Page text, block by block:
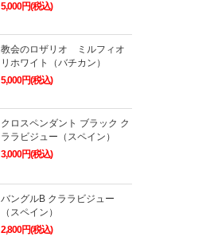
5,000円(税込)
教会のロザリオ ミルフィオ
リホワイト（バチカン）
5,000円(税込)
クロスペンダント ブラック ク
ララビジュー（スペイン）
3,000円(税込)
バングルB クララビジュー
（スペイン）
2,800円(税込)